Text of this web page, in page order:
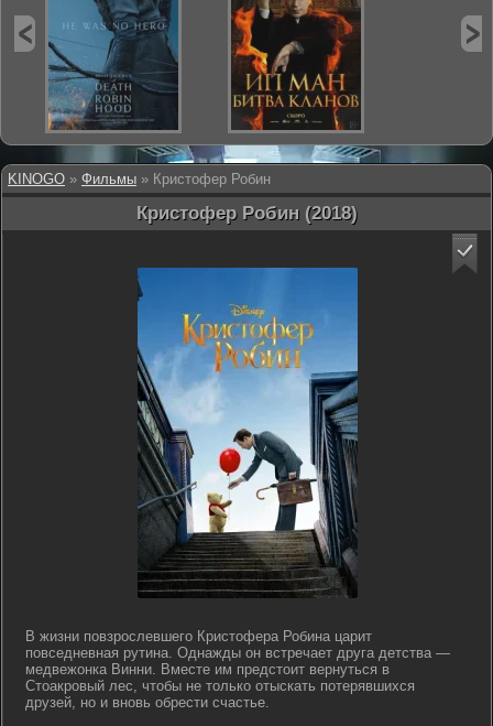
KINOGO » Фильмы » Кристофер Робин
Кристофер Робин (2018)
В жизни повзрослевшего Кристофера Робина царит
повседневная рутина. Однажды он встречает друга детства —
медвежонка Винни. Вместе им предстоит вернуться в
Стоакровый лес, чтобы не только отыскать потерявшихся
друзей, но и вновь обрести счастье.